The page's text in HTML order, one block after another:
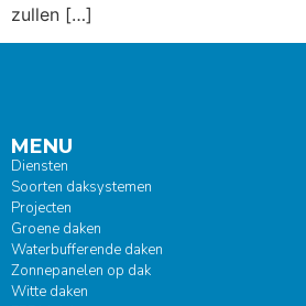
zullen […]
MENU
Diensten
Soorten daksystemen
Projecten
Groene daken
Waterbufferende daken
Zonnepanelen op dak
Witte daken